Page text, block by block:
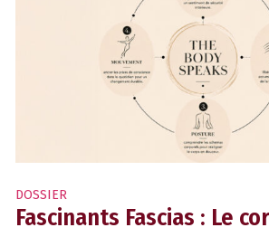
DOSSIER
Fascinants Fascias : Le